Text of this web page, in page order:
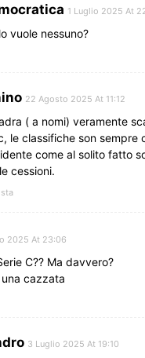
1 Luglio 2025 At
vuole nessuno?
22 Agosto 2025 At 11:12
( a nomi) veramente
le classifiche son sempre
come al solito fatto
cessioni.
2025 At 23:06
C?? Ma davvero?
cazzata
3 Luglio 2025 At 19:10